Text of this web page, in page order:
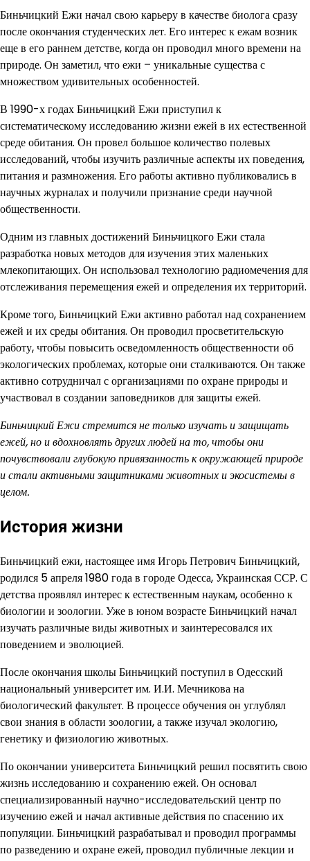
Биньчицкий Ежи начал свою карьеру в качестве биолога сразу
после окончания студенческих лет. Его интерес к ежам возник
еще в его раннем детстве, когда он проводил много времени на
природе. Он заметил, что ежи – уникальные существа с
множеством удивительных особенностей.
В 1990-х годах Биньчицкий Ежи приступил к
систематическому исследованию жизни ежей в их естественной
среде обитания. Он провел большое количество полевых
исследований, чтобы изучить различные аспекты их поведения,
питания и размножения. Его работы активно публиковались в
научных журналах и получили признание среди научной
общественности.
Одним из главных достижений Биньчицкого Ежи стала
разработка новых методов для изучения этих маленьких
млекопитающих. Он использовал технологию радиомечения для
отслеживания перемещения ежей и определения их территорий.
Кроме того, Биньчицкий Ежи активно работал над сохранением
ежей и их среды обитания. Он проводил просветительскую
работу, чтобы повысить осведомленность общественности об
экологических проблемах, которые они сталкиваются. Он также
активно сотрудничал с организациями по охране природы и
участвовал в создании заповедников для защиты ежей.
Биньчицкий Ежи стремится не только изучать и защищать
ежей, но и вдохновлять других людей на то, чтобы они
почувствовали глубокую привязанность к окружающей природе
и стали активными защитниками животных и экосистемы в
целом.
История жизни
Биньчицкий ежи, настоящее имя Игорь Петрович Биньчицкий,
родился 5 апреля 1980 года в городе Одесса, Украинская ССР. С
детства проявлял интерес к естественным наукам, особенно к
биологии и зоологии. Уже в юном возрасте Биньчицкий начал
изучать различные виды животных и заинтересовался их
поведением и эволюцией.
После окончания школы Биньчицкий поступил в Одесский
национальный университет им. И.И. Мечникова на
биологический факультет. В процессе обучения он углублял
свои знания в области зоологии, а также изучал экологию,
генетику и физиологию животных.
По окончании университета Биньчицкий решил посвятить свою
жизнь исследованию и сохранению ежей. Он основал
специализированный научно-исследовательский центр по
изучению ежей и начал активные действия по спасению их
популяции. Биньчицкий разрабатывал и проводил программы
по разведению и охране ежей, проводил публичные лекции и